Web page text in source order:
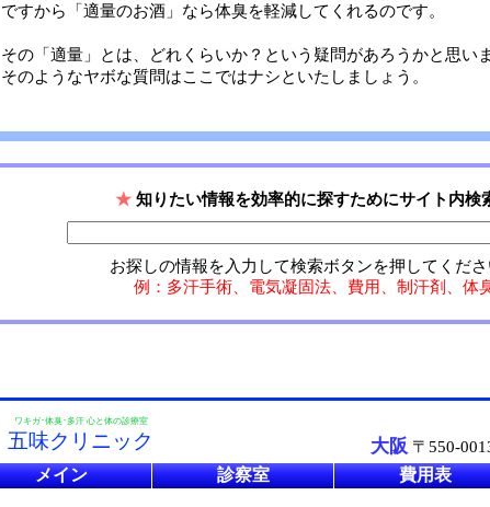
ですから「適量のお酒」なら体臭を軽減してくれるのです。
その「適量」とは、どれくらいか？という疑問があろうかと思い
そのようなヤボな質問はここではナシといたしましょう。
★ 知りたい情報を効率的に探すためにサイト内検
お探しの情報を入力して検索ボタンを押してくださ
例：多汗手術、電気凝固法、費用、制汗剤、
ワキガ･体臭･多汗 心と体の診療室
五味クリニック 大阪 〒550-
メイン 診察室 費用表